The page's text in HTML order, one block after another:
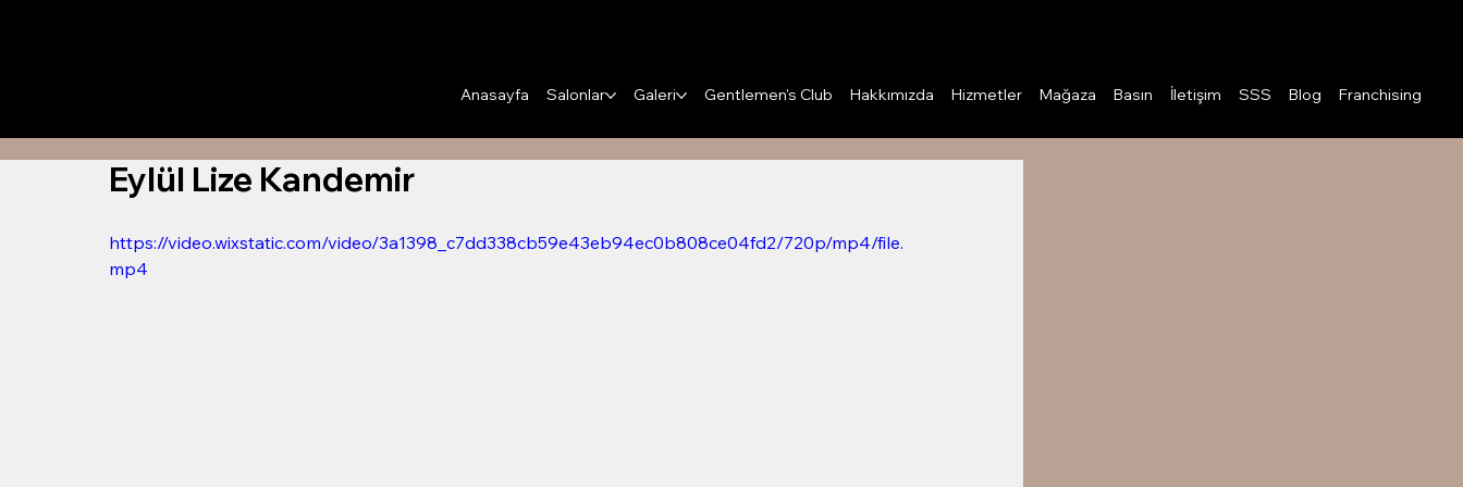
Anasayfa Salonlar Galeri Gentlemen's Club Hakkımızda Hizmetler Mağaza Basın İletişim SSS Blog Franchising
Eylül Lize Kandemir
https://video.wixstatic.com/video/3a1398_c7dd338cb59e43eb94ec0b808ce04fd2/720p/mp4/file.
mp4